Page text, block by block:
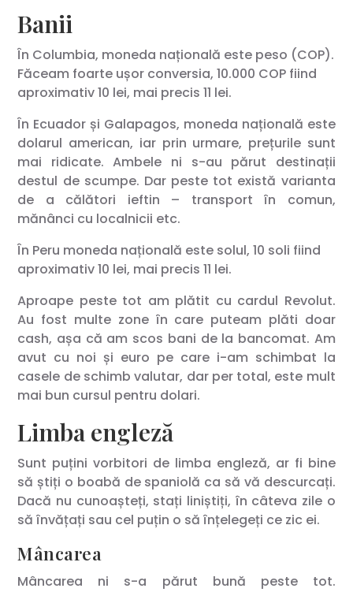
Banii
În Columbia, moneda națională este peso (COP).
Făceam foarte ușor conversia, 10.000 COP fiind
aproximativ 10 lei, mai precis 11 lei.
În Ecuador și Galapagos, moneda națională este
dolarul american, iar prin urmare, prețurile sunt
mai ridicate. Ambele ni s-au părut destinații
destul de scumpe. Dar peste tot există varianta
de a călători ieftin – transport în comun,
mănânci cu localnicii etc.
În Peru moneda națională este solul, 10 soli fiind
aproximativ 10 lei, mai precis 11 lei.
Aproape peste tot am plătit cu cardul Revolut.
Au fost multe zone în care puteam plăti doar
cash, așa că am scos bani de la bancomat. Am
avut cu noi și euro pe care i-am schimbat la
casele de schimb valutar, dar per total, este mult
mai bun cursul pentru dolari.
Limba engleză
Sunt puțini vorbitori de limba engleză, ar fi bine
să știți o boabă de spaniolă ca să vă descurcați.
Dacă nu cunoașteți, stați liniștiți, în câteva zile o
să învățați sau cel puțin o să înțelegeți ce zic ei.
Mâncarea
Mâncarea ni s-a părut bună peste tot.